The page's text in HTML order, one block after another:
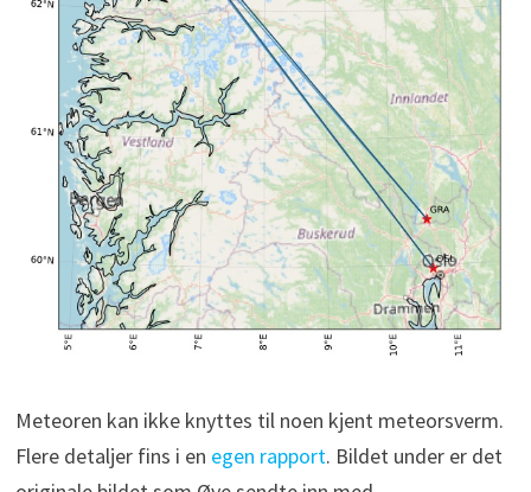
Meteoren kan ikke knyttes til noen kjent meteorsverm.
Flere detaljer fins i en egen rapport. Bildet under er det